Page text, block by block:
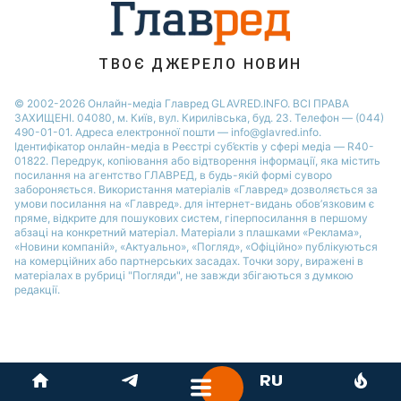
ТВОЄ ДЖЕРЕЛО НОВИН
© 2002-2026 Онлайн-медіа Главред GLAVRED.INFO. ВСІ ПРАВА
ЗАХИЩЕНІ. 04080, м. Київ, вул. Кирилівська, буд. 23. Телефон — (044)
490-01-01. Адреса електронної пошти — info@glavred.info.
Ідентифікатор онлайн-медіа в Реєстрі суб’єктів у сфері медіа — R40-
01822. Передрук, копіювання або відтворення інформації, яка містить
посилання на агентство ГЛАВРЕД, в будь-якій формi суворо
забороняється. Використання матеріалів «Главред» дозволяється за
умови посилання на «Главред». для інтернет-видань обов’язковим є
пряме, відкрите для пошукових систем, гіперпосилання в першому
абзаці на конкретний матеріал. Матеріали з плашками «Реклама»,
«Новини компаній», «Актуально», «Погляд», «Офіційно» публікуються
на комерційних або партнерських засадах. Точки зору, виражені в
матеріалах в рубриці "Погляди", не завжди збігаються з думкою
редакції.